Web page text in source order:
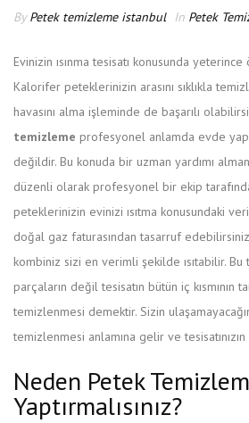
ByPetek temizleme istanbul In Petek
Evinizin ısınma tesisatı konusunda
Kalorifer peteklerinizin arasını sıklıkla
havasını alma işleminde de başarılı
temizleme profesyonel anlamda evde
değildir. Bu konuda bir uzman yardımı
düzenli olarak profesyonel bir ekip
peteklerinizin evinizi ısıtma konusundaki
doğal gaz faturasından tasarruf
kombiniz sizi en verimli şekilde ısıtabilir.
parçaların değil tesisatın bütün iç kısmının
temizlenmesi demektir. Sizin
temizlenmesi anlamına gelir ve
Neden Petek
Yaptırmalısınız?